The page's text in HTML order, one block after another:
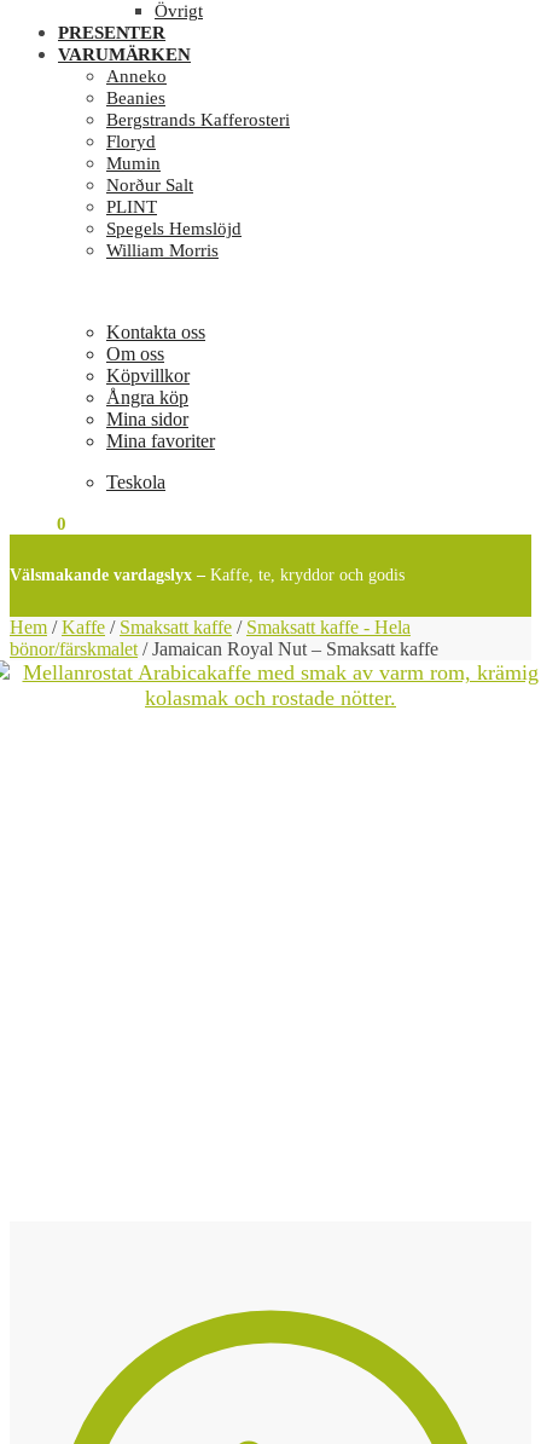
Övrigt
PRESENTER
VARUMÄRKEN
Anneko
Beanies
Bergstrands Kafferosteri
Floryd
Mumin
Norður Salt
PLINT
Spegels Hemslöjd
William Morris
Kontakta oss
Om oss
Köpvillkor
Ångra köp
Mina sidor
Mina favoriter
Teskola
0
Välsmakande vardagslyx – Kaffe, te, kryddor och godis
Hem /Kaffe / Smaksatt kaffe / Smaksatt kaffe - Hela
bönor/färskmalet /Jamaican Royal Nut – Smaksatt kaffe